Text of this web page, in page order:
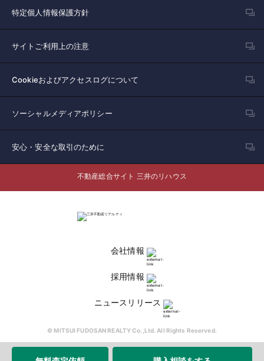
特定個人情報保護方針
サイトご利用上の注意
Cookieおよびアクセスログについて
ソーシャルメディアポリシー
安心・安全な取引のために
不動産総合サイト 三井のリハウス
会社情報
採用情報
ニュースリリース
© MITSUI FUDOSAN REALTY Co.,Ltd. All Rights Reserved.